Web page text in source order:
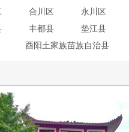
合川区 永川区
丰都县 垫江县
酉阳土家族苗族自治县